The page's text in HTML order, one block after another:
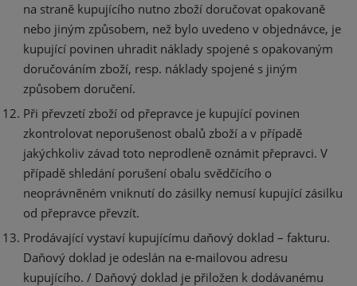
na straně kupujícího nutno zboží doručovat opakovaně
nebo jiným způsobem, než bylo uvedeno v objednávce, je
kupující povinen uhradit náklady spojené s opakovaným
doručováním zboží, resp. náklady spojené s jiným
způsobem doručení.
Při převzetí zboží od přepravce je kupující povinen
zkontrolovat neporušenost obalů zboží a v případě
jakýchkoliv závad toto neprodleně oznámit přepravci. V
případě shledání porušení obalu svědčícího o
neoprávněném vniknutí do zásilky nemusí kupující zásilku
od přepravce převzít.
Prodávající vystaví kupujícímu daňový doklad – fakturu.
Daňový doklad je odeslán na e-mailovou adresu
kupujícího. / Daňový doklad je přiložen k dodávanému